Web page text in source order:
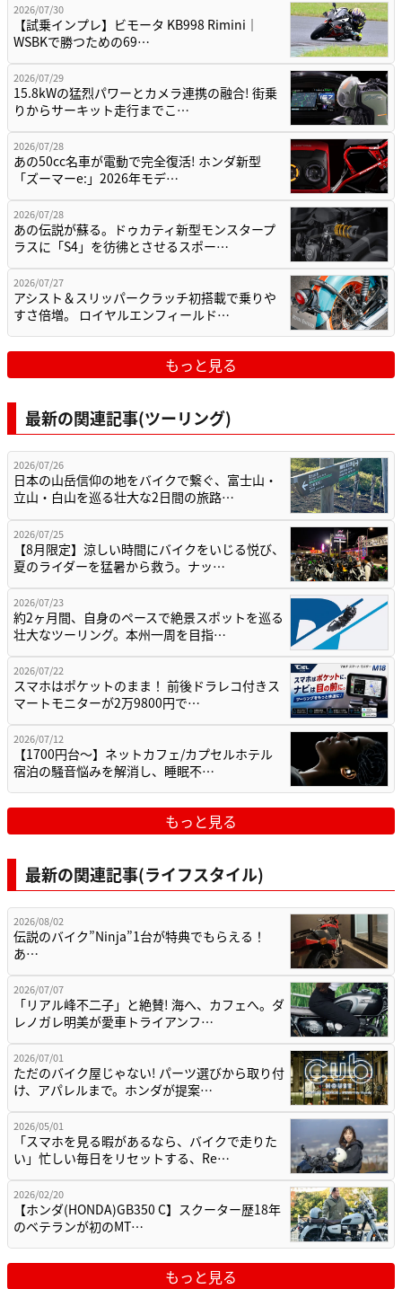
2026/07/30
【試乗インプレ】ビモータ KB998 Rimini｜
WSBKで勝つための69…
2026/07/29
15.8kWの猛烈パワーとカメラ連携の融合! 街乗
りからサーキット走行までこ…
2026/07/28
あの50cc名車が電動で完全復活! ホンダ新型
「ズーマーe:」2026年モデ…
2026/07/28
あの伝説が蘇る。ドゥカティ新型モンスタープ
ラスに「S4」を彷彿とさせるスポー…
2026/07/27
アシスト＆スリッパークラッチ初搭載で乗りや
すさ倍増。 ロイヤルエンフィールド…
もっと見る
最新の関連記事(ツーリング)
2026/07/26
日本の山岳信仰の地をバイクで繋ぐ、富士山・
立山・白山を巡る壮大な2日間の旅路…
2026/07/25
【8月限定】涼しい時間にバイクをいじる悦び、
夏のライダーを猛暑から救う。ナッ…
2026/07/23
約2ヶ月間、自身のペースで絶景スポットを巡る
壮大なツーリング。本州一周を目指…
2026/07/22
スマホはポケットのまま！ 前後ドラレコ付きス
マートモニターが2万9800円で…
2026/07/12
【1700円台～】ネットカフェ/カプセルホテル
宿泊の騒音悩みを解消し、睡眠不…
もっと見る
最新の関連記事(ライフスタイル)
2026/08/02
伝説のバイク”Ninja”1台が特典でもらえる！
あ…
2026/07/07
「リアル峰不二子」と絶賛! 海へ、カフェへ。ダ
レノガレ明美が愛車トライアンフ…
2026/07/01
ただのバイク屋じゃない! パーツ選びから取り付
け、アパレルまで。ホンダが提案…
2026/05/01
「スマホを見る暇があるなら、バイクで走りた
い」忙しい毎日をリセットする、Re…
2026/02/20
【ホンダ(HONDA)GB350 C】スクーター歴18年
のベテランが初のMT…
もっと見る